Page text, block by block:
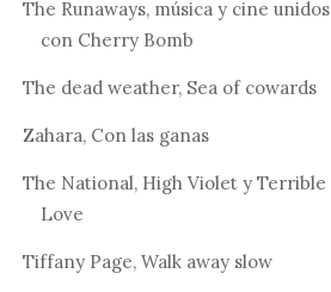
The Runaways, música y cine unidos
con Cherry Bomb
The dead weather, Sea of cowards
Zahara, Con las ganas
The National, High Violet y Terrible
Love
Tiffany Page, Walk away slow